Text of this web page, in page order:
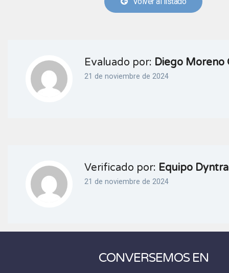
Evaluado por: Diego Moreno
21 de noviembre de 2024
Verificado por: Equipo Dyntra
21 de noviembre de 2024
CONVERSEMOS EN